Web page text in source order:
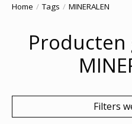
Home / Tags / MINERALEN
Filters